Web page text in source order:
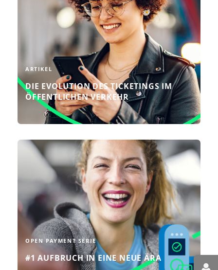
ARTIKEL
DIE EVOLUTION DES TICKETINGS IM
ÖFFENTLICHEN VERKEHR
öffentlichen Verkehr nachhaltig
verändert und vereinfacht. In diesem
Artikel versuchen wir den Wandel
besser zu verstehen.
WEITERLESEN
OPEN PAYMENT SERIE
#1 AUFBRUCH IN EINE NEUE ÄRA
In dieser Ausgabe von "Let's talk
about Open Payment" gehen wir der
Frage nach, was ein Open-Payment-
System von anderen Systemen
unterscheidet.
WEITERLESEN